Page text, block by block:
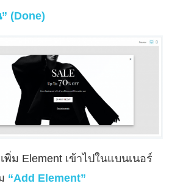
(Done)
พิ่ม Element เข้าไปในแบนเนอร์
“Add Element”